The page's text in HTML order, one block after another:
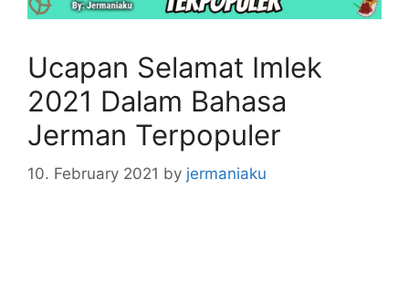
Ucapan Selamat Imlek
2021 Dalam Bahasa
Jerman Terpopuler
10. February 2021 by jermaniaku